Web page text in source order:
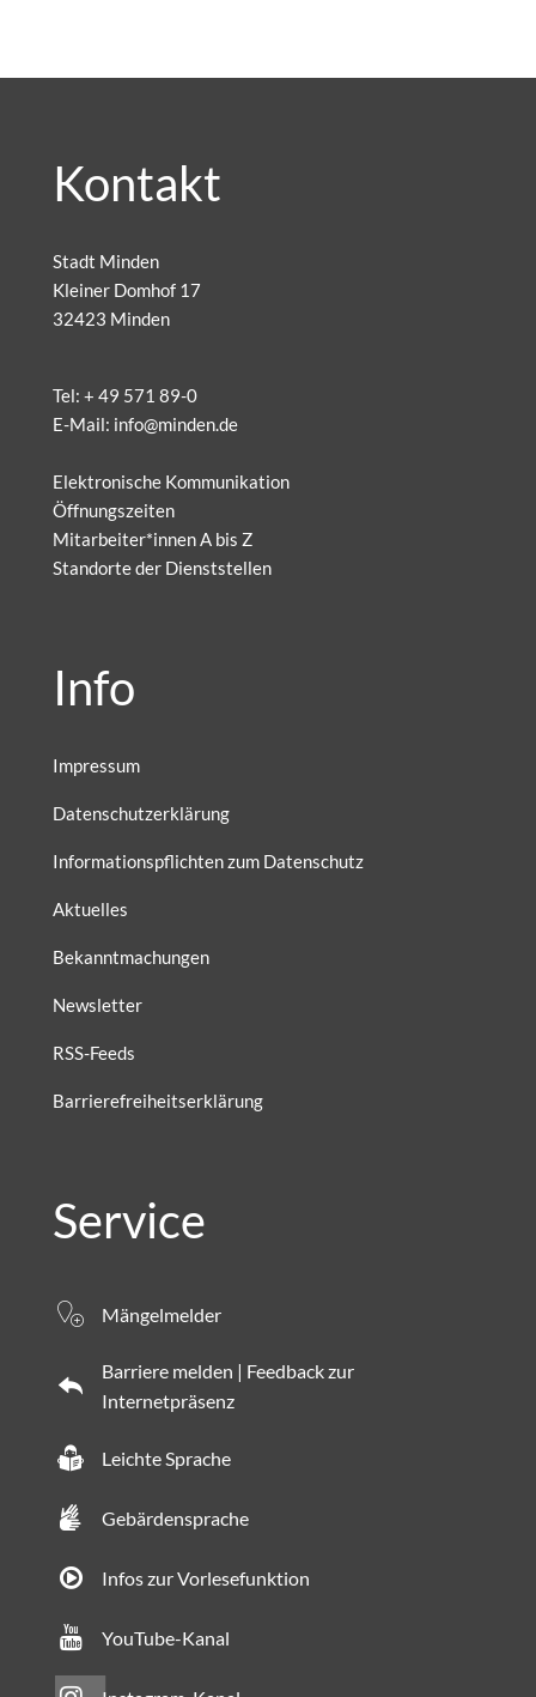
Kontakt
Stadt Minden
Kleiner Domhof 17
32423 Minden
Tel: + 49 571 89-0
E-Mail: info@minden.de
Elektronische Kommunikation
Öffnungszeiten
Mitarbeiter*innen A bis Z
Standorte der Dienststellen
Info
Impressum
Datenschutzerklärung
Informationspflichten zum Datenschutz
Aktuelles
Bekanntmachungen
Newsletter
RSS-Feeds
Barrierefreiheitserklärung
Service
Mängelmelder
Barriere melden | Feedback zur
Internetpräsenz
Leichte Sprache
Gebärdensprache
Infos zur Vorlesefunktion
YouTube-Kanal